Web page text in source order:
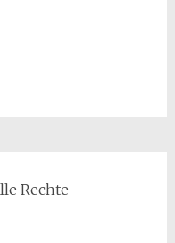
Rechte